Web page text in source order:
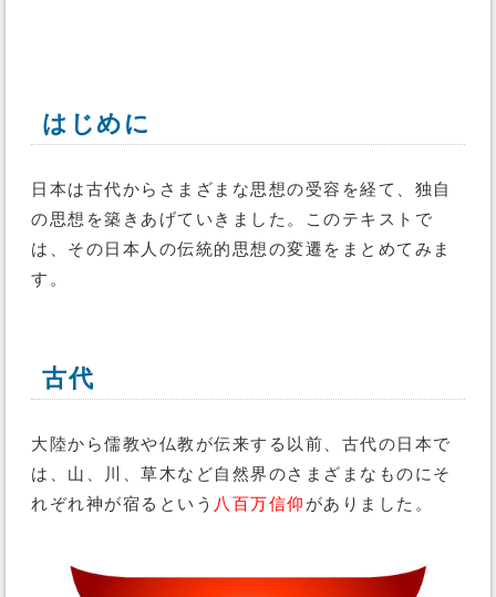
はじめに
日本は古代からさまざまな思想の受容を経て、独自
の思想を築きあげていきました。このテキストで
は、その日本人の伝統的思想の変遷をまとめてみま
す。
古代
大陸から儒教や仏教が伝来する以前、古代の日本で
は、山、川、草木など自然界のさまざまなものにそ
れぞれ神が宿るという 八百万信仰 がありました。